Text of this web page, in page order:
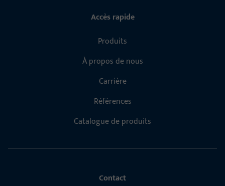
Accès rapide
Produits
À propos de nous
Carrière
Références
Catalogue de produits
Contact